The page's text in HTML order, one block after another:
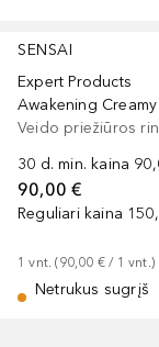
SENSAI
Expert Products
Veido priežiūros
30 d. min. kaina
90,00 €
Reguliari kaina
1 vnt. (90,00 € / 1 vnt.)
Netrukus sugrįš